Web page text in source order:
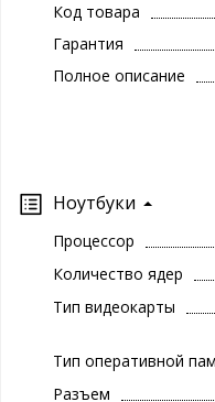
Код товара
Гарантия
Полное описание
Ноутбуки
Процессор
Количество ядер
Тип видеокарты
Тип оперативной
Разъем